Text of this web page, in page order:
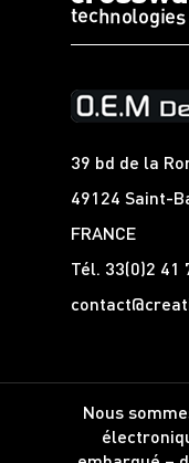
39 bd de la
49124 Saint-
FRANCE
Tél. 33(0)2 41
Nous